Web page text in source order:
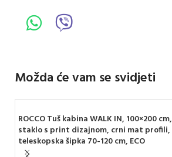
Možda će vam se svidjeti
ROCCO Tuš kabina WALK IN, 100×200
staklo s print dizajnom, crni mat
teleskopska šipka 70-120 cm, ECO